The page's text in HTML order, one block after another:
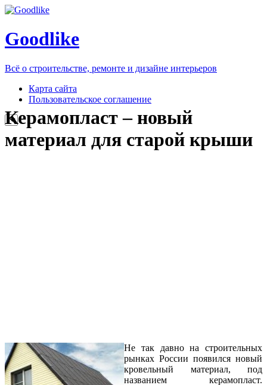
Goodlike
Всё о строительстве, ремонте и дизайне интерьеров
Карта сайта
Пользовательское соглашение
Керамопласт – новый
материал для старой крыши
Не так давно на строительных
рынках России появился новый
кровельный материал, под
названием керамопласт.